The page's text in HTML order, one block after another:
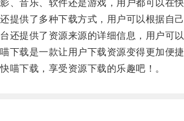
音乐、软件还是游戏，用户都可以在快
供了多种下载方式，用户可以根据自己
提供了资源来源的详细信息，用户可以
载是一款让用户下载资源变得更加便捷
下载，享受资源下载的乐趣吧！。